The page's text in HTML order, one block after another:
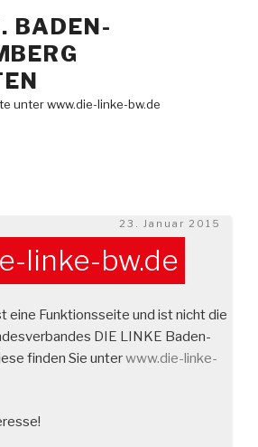
BADEN-
unter www.die-linke-bw.de
Veröffentlicht
am
23. Januar 2015
linke-bw.de
eine Funktionsseite und ist nicht die
DIE LINKE Baden-
finden Sie unterwww.die-linke-